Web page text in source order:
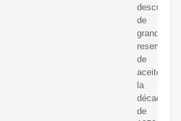
de
grandes
reservas
de
aceiteen
la
década
de